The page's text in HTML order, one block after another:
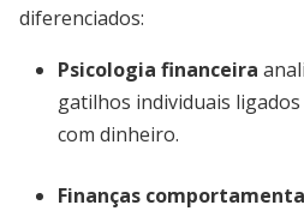
diferenciados:
Psicologia financeira
gatilhos individuais
com dinheiro.
Finanças